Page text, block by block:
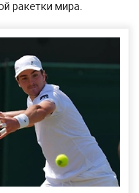
ракетки мира.